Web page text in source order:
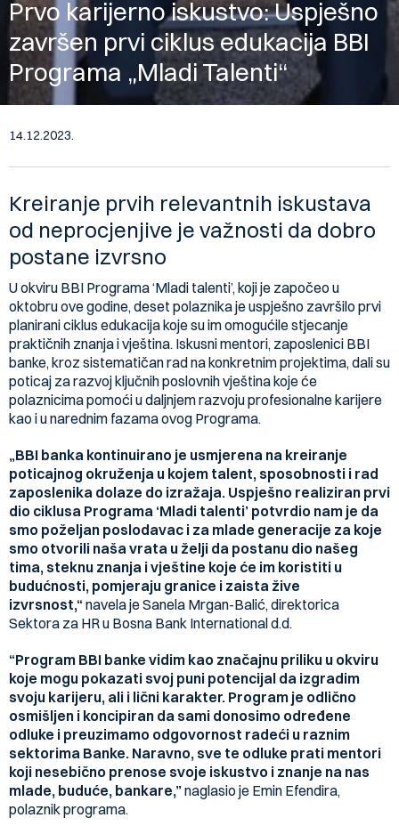
Prvo karijerno iskustvo: Uspješno
završen prvi ciklus edukacija BBI
Programa „Mladi Talenti“
14.12.2023.
Kreiranje prvih relevantnih iskustava
od neprocjenjive je važnosti da dobro
postane izvrsno
U okviru BBI Programa ‘Mladi talenti’, koji je započeo u
oktobru ove godine, deset polaznika je uspješno završilo prvi
planirani ciklus edukacija koje su im omogućile stjecanje
praktičnih znanja i vještina. Iskusni mentori, zaposlenici BBI
banke, kroz sistematičan rad na konkretnim projektima, dali su
poticaj za razvoj ključnih poslovnih vještina koje će
polaznicima pomoći u daljnjem razvoju profesionalne karijere
kao i u narednim fazama ovog Programa.
„BBI banka kontinuirano je usmjerena na kreiranje
poticajnog okruženja u kojem talent, sposobnosti i rad
zaposlenika dolaze do izražaja. Uspješno realiziran prvi
dio ciklusa Programa ‘Mladi talenti’ potvrdio nam je da
smo poželjan poslodavac i za mlade generacije za koje
smo otvorili naša vrata u želji da postanu dio našeg
tima, steknu znanja i vještine koje će im koristiti u
budućnosti, pomjeraju granice i zaista žive
izvrsnost,“navela je Sanela Mrgan-Balić, direktorica
Sektora za HR u Bosna Bank International d.d.
“Program BBI banke vidim kao značajnu priliku u okviru
koje mogu pokazati svoj puni potencijal da izgradim
svoju karijeru, ali i lični karakter. Program je odlično
osmišljen i koncipiran da sami donosimo određene
odluke i preuzimamo odgovornost radeći u raznim
sektorima Banke. Naravno, sve te odluke prati mentori
koji nesebično prenose svoje iskustvo i znanje na nas
mlade, buduće, bankare,”naglasio je Emin Efendira,
polaznik programa.